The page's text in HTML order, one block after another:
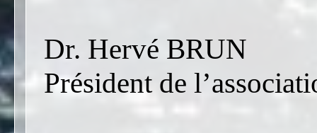
Dr. Hervé BRUN
Président de